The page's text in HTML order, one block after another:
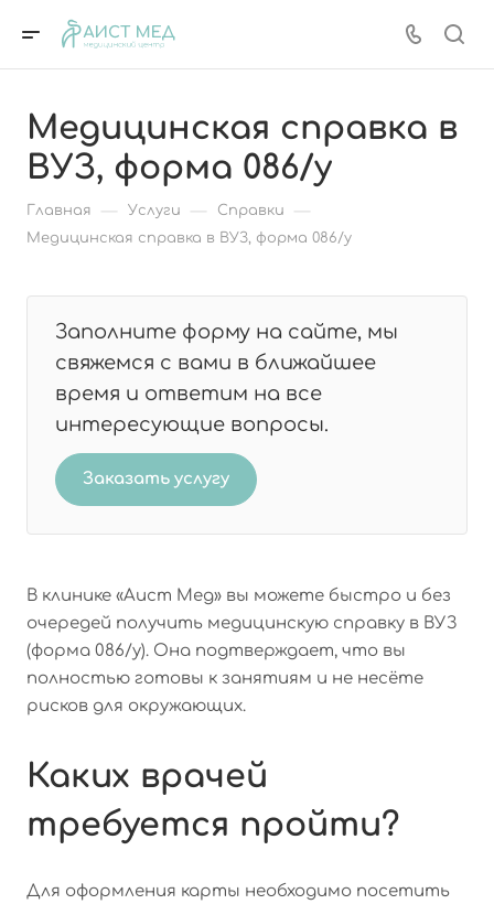
Медицинская справка в
ВУЗ, форма 086/у
Главная — Услуги — Справки —
Медицинская справка в ВУЗ, форма 086/у
Заполните форму на сайте, мы
свяжемся с вами в ближайшее
время и ответим на все
интересующие вопросы.
Заказать услугу
В клинике «Аист Мед» вы можете быстро и без
очередей получить медицинскую справку в ВУЗ
(форма 086/у). Она подтверждает, что вы
полностью готовы к занятиям и не несёте
рисков для окружающих.
Каких врачей
требуется пройти?
Для оформления карты необходимо посетить